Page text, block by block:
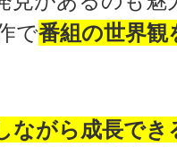
で番組の世界観
ながら成長でき